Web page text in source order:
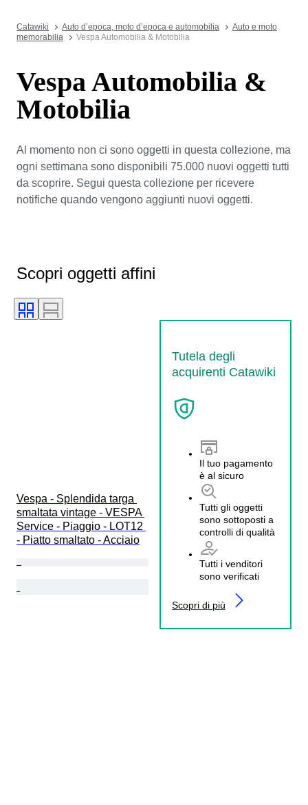
Catawiki Auto d’epoca, moto d’epoca e automobilia
Auto e moto
memorabilia
Vespa Automobilia & Motobilia
Vespa Automobilia &
Motobilia
Al momento non ci sono oggetti in questa collezione, ma
ogni settimana sono disponibili 75.000 nuovi oggetti tutti
da scoprire. Segui questa collezione per ricevere
notifiche quando vengono aggiunti nuovi oggetti.
Scopri oggetti affini
Tutela degli
acquirenti Catawiki
Il tuo pagamento
è al sicuro
Tutti gli oggetti
sono sottoposti a
controlli di qualità
Tutti i venditori
sono verificati
Scopri di più
Vespa - Splendida targa
smaltata vintage - VESPA
Service - Piaggio - LOT12
- Piatto smaltato - Acciaio